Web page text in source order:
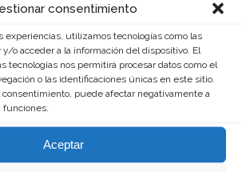
consentimiento
experiencias, utilizamos tecnologías como las
y/o acceder a la información del dispositivo. El
tecnologías nos permitirá procesar datos como el
o las identificaciones únicas en este sitio.
consentimiento, puede afectar negativamente a
funciones.
Aceptar